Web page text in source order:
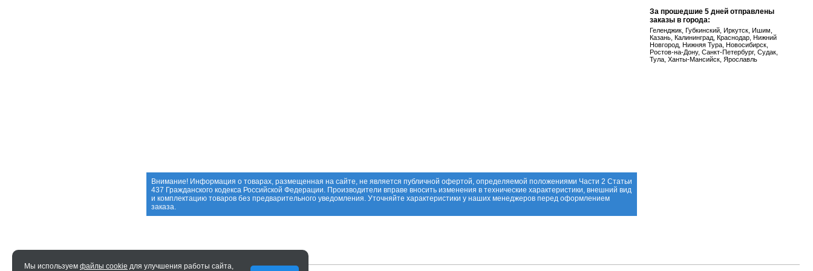
Мы используем файлы cookie для улучшения работы сайта,
Внимание! Информация о товарах, размещенная на сайте, не является публичной офертой, определяемой положениями Части 2 Статьи
437 Гражданского кодекса Российской Федерации. Производители вправе вносить изменения в технические характеристики, внешний вид
и комплектацию товаров без предварительного уведомления. Уточняйте характеристики у наших менеджеров перед оформлением
заказа.
За прошедшие 5 дней отправлены
заказы в города:
Геленджик, Губкинский, Иркутск, Ишим,
Казань, Калининград, Краснодар, Нижний
Новгород, Нижняя Тура, Новосибирск,
Ростов-на-Дону, Санкт-Петербург, Судак,
Тула, Ханты-Мансийск, Ярославль